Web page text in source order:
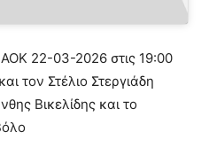
22-03-2026 στις 19:00
τον Στέλιο Στεργιάδη
Βικελίδης και το